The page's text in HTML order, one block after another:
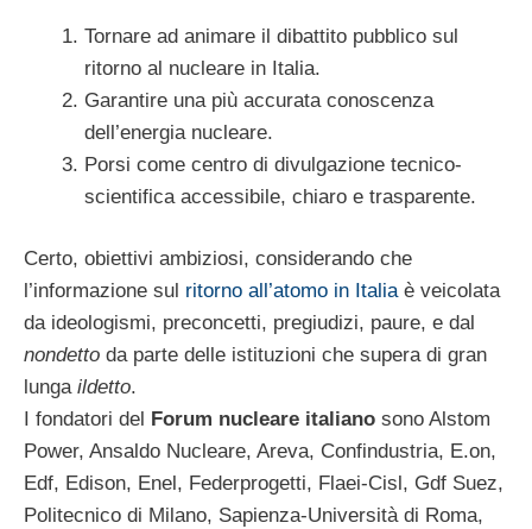
Tornare ad animare il dibattito pubblico sul
ritorno al nucleare in Italia.
Garantire una più accurata conoscenza
dell’energia nucleare.
Porsi come centro di divulgazione tecnico-
scientifica accessibile, chiaro e trasparente.
Certo, obiettivi ambiziosi, considerando che
l’informazione sul ritorno all’atomo in Italiaè veicolata
da ideologismi, preconcetti, pregiudizi, paure, e dal
nondetto da parte delle istituzioni che supera di gran
lunga ildetto.
I fondatori del
Forum nucleare italiano sono Alstom
Power, Ansaldo Nucleare, Areva, Confindustria, E.on,
Edf, Edison, Enel, Federprogetti, Flaei-Cisl, Gdf Suez,
Politecnico di Milano, Sapienza-Università di Roma,